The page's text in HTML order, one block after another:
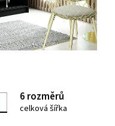
6 rozměrů
celková šířka